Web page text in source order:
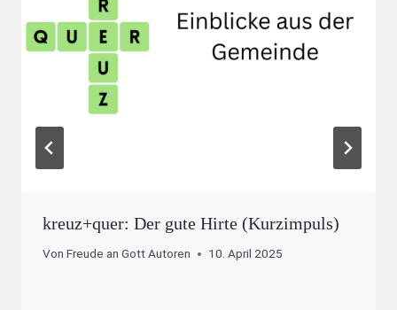
kreuz+quer: Der gute Hirte (Kurzimpuls)
Von Freude an Gott Autoren 10. April 2025